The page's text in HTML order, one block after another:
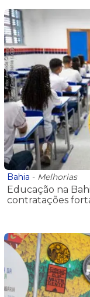
Bahia - Melhorias
Educação na
contratações